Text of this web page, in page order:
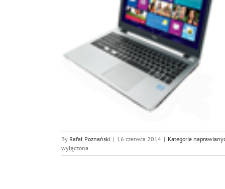
By Rafał Poznański | 16 czerwca 2014 | Kategorie
wyłączona